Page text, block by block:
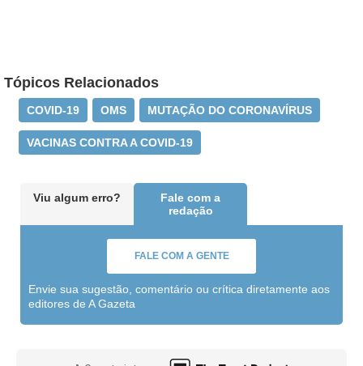
Tópicos Relacionados
COVID-19 OMS MUTAÇÃO DO CORONAVÍRUS
VACINAS CONTRA A COVID-19
Viu algum erro?
Fale com a
redação
FALE COM A GENTE
Envie sua sugestão, comentário ou crítica diretamente aos
editores de A Gazeta